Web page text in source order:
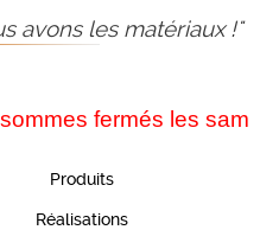
avons les matériaux !"
fermés les
Produits
Réalisations